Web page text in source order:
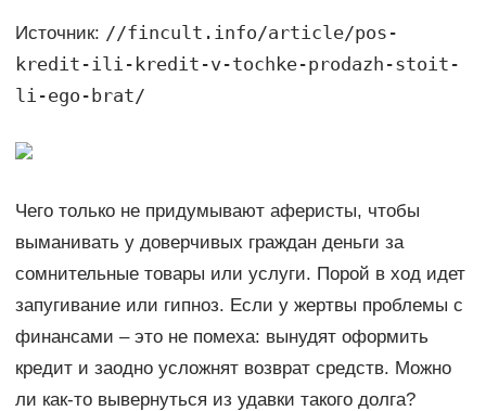
Источник: //fincult.info/article/pos-
kredit-ili-kredit-v-tochke-prodazh-stoit-
li-ego-brat/
Чего только не придумывают аферисты, чтобы
выманивать у доверчивых граждан деньги за
сомнительные товары или услуги. Порой в ход идет
запугивание или гипноз. Если у жертвы проблемы с
финансами – это не помеха: вынудят оформить
кредит и заодно усложнят возврат средств. Можно
ли как-то вывернуться из удавки такого долга?